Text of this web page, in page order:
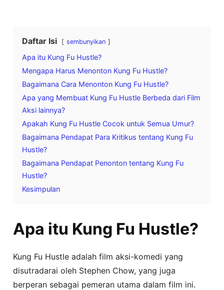
Daftar Isi sembunyikan
Apa itu Kung Fu Hustle?
Mengapa Harus Menonton Kung Fu Hustle?
Bagaimana Cara Menonton Kung Fu Hustle?
Apa yang Membuat Kung Fu Hustle Berbeda dari Film
Aksi lainnya?
Apakah Kung Fu Hustle Cocok untuk Semua Umur?
Bagaimana Pendapat Para Kritikus tentang Kung Fu
Hustle?
Bagaimana Pendapat Penonton tentang Kung Fu
Hustle?
Kesimpulan
Apa itu Kung Fu Hustle?
Kung Fu Hustle adalah film aksi-komedi yang
disutradarai oleh Stephen Chow, yang juga
berperan sebagai pemeran utama dalam film ini.